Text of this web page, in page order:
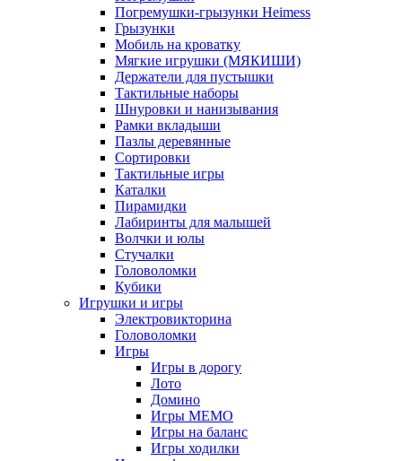
Погремушки-грызунки Heimess
Грызунки
Мобиль на кроватку
Мягкие игрушки (МЯКИШИ)
Держатели для пустышки
Тактильные наборы
Шнуровки и нанизывания
Рамки вкладыши
Пазлы деревянные
Сортировки
Тактильные игры
Каталки
Пирамидки
Лабиринты для малышей
Волчки и юлы
Стучалки
Головоломки
Кубики
Игрушки и игры
Электровикторина
Головоломки
Игры
Игры в дорогу
Лото
Домино
Игры МЕМО
Игры на баланс
Игры ходилки